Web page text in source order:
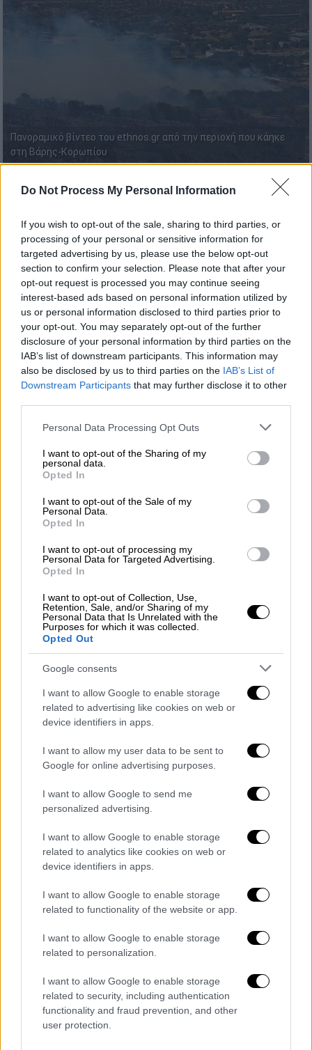
Do Not Process My Personal Information
If you wish to opt-out of the sale, sharing to third parties, or
processing of your personal or sensitive information for
targeted advertising by us, please use the below opt-out
section to confirm your selection. Please note that after your
opt-out request is processed you may continue seeing
interest-based ads based on personal information utilized by
us or personal information disclosed to third parties prior to
your opt-out. You may separately opt-out of the further
disclosure of your personal information by third parties on the
IAB’s list of downstream participants. This information may
also be disclosed by us to third parties on the IAB’s List of
Downstream Participants that may further disclose it to other
Please note that this website/app uses one or more Google
not limited to your visit or usage behaviour. You may click to
grant or deny consent to Google and its third-party tags to
use your data for below specified purposes in below Google
consent section.
Personal Data Processing Opt Outs
I want to opt-out of the Sharing of my
personal data.
Opted In
I want to opt-out of the Sale of my
Personal Data.
Opted In
I want to opt-out of processing my
Personal Data for Targeted Advertising.
Opted In
I want to opt-out of Collection, Use,
Retention, Sale, and/or Sharing of my
Personal Data that Is Unrelated with the
Purposes for which it was collected.
Opted Out
Google consents
I want to allow Google to enable storage
related to advertising like cookies on web or
device identifiers in apps.
I want to allow my user data to be sent to
Google for online advertising purposes.
I want to allow Google to send me
personalized advertising.
I want to allow Google to enable storage
related to analytics like cookies on web or
device identifiers in apps.
I want to allow Google to enable storage
related to functionality of the website or app.
I want to allow Google to enable storage
related to personalization.
I want to allow Google to enable storage
related to security, including authentication
functionality and fraud prevention, and other
user protection.
Πανοραμικό βίντεο του ethnos.gr από την περιοχή που κάηκε
στη Βάρης-Κορωπίου
Προσθέστε το ΕΘΝΟΣ στη Google
Το ethnos.gr βρέθηκε στοπύρινο μέτωπο
της Βάρης - Κορωπίου, καταγράφοντας τις
εικόνες της καταστροφής.
Στο σημείο, πλέον, υπάρχουνπολλές
διάσπαρτες εστίεςαλλά και χωματερές με
μπάζα, γεγονός που δυσχεραίνει το έργο των
πυροσβεστών. Ωστόσο, η πυρκαγιά έχει
τεθείυπό έλεγχο.
Ελλάδα 19.06.2024 19:23
Ζημιές σε σπίτια και επιχειρήσεις
στο Κίτσι μετά τη μεγάλη φωτιά -
Βίντεο «δείχνει» εμπρησμό
Παράλληλα, το ethnos.gr κατέγραψε τις
προσπάθειες πυροσβεστών και κατοίκων να
κρατήσουν τις φλόγες μακριά από τα σπίτια.
155 πυροσβέστες
πεζοπόρα, 45 οχήματα και εκ περιτροπής 6
αεροσκάφη και 11 ελικόπτερα.
ΕΘΝΟΣ θα παρεμβαίνει και τα προσβλητικά σχόλια θα
διαγράφονται